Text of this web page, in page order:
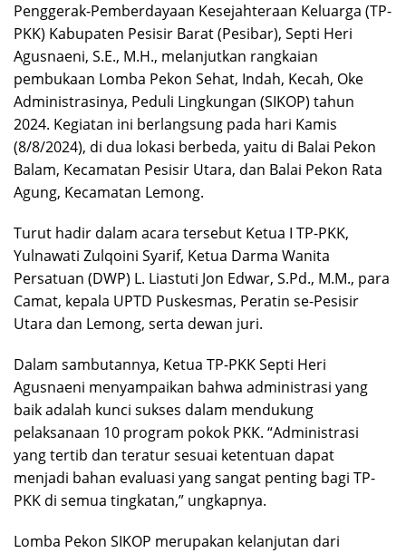
Penggerak-Pemberdayaan Kesejahteraan Keluarga (TP-
PKK) Kabupaten Pesisir Barat (Pesibar), Septi Heri
Agusnaeni, S.E., M.H., melanjutkan rangkaian
pembukaan Lomba Pekon Sehat, Indah, Kecah, Oke
Administrasinya, Peduli Lingkungan (SIKOP) tahun
2024. Kegiatan ini berlangsung pada hari Kamis
(8/8/2024), di dua lokasi berbeda, yaitu di Balai Pekon
Balam, Kecamatan Pesisir Utara, dan Balai Pekon Rata
Agung, Kecamatan Lemong.
Turut hadir dalam acara tersebut Ketua I TP-PKK,
Yulnawati Zulqoini Syarif, Ketua Darma Wanita
Persatuan (DWP) L. Liastuti Jon Edwar, S.Pd., M.M., para
Camat, kepala UPTD Puskesmas, Peratin se-Pesisir
Utara dan Lemong, serta dewan juri.
Dalam sambutannya, Ketua TP-PKK Septi Heri
Agusnaeni menyampaikan bahwa administrasi yang
baik adalah kunci sukses dalam mendukung
pelaksanaan 10 program pokok PKK. “Administrasi
yang tertib dan teratur sesuai ketentuan dapat
menjadi bahan evaluasi yang sangat penting bagi TP-
PKK di semua tingkatan,” ungkapnya.
Lomba Pekon SIKOP merupakan kelanjutan dari